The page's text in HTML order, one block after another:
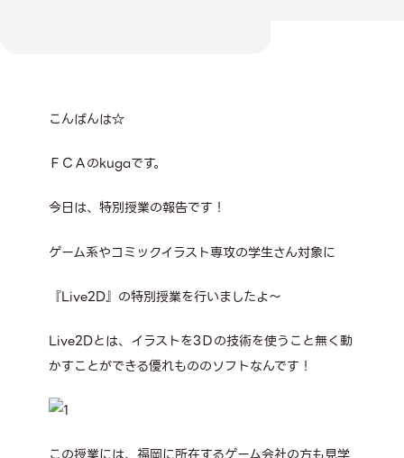
こんばんは☆
ＦＣＡのkugaです。
今日は、特別授業の報告です！
ゲーム系やコミックイラスト専攻の学生さん対象に
『Live2D』の特別授業を行いましたよ～
Live2Dとは、イラストを3Ｄの技術を使うこと無く動
かすことができる優れもののソフトなんです！